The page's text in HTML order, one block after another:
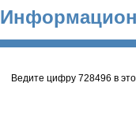
Ведите цифру 728496 в